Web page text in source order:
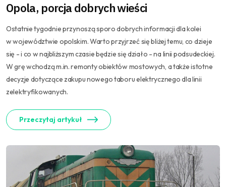
Opola, porcja dobrych wieści
Ostatnie tygodnie przynoszą sporo dobrych informacji dla kolei
w województwie opolskim. Warto przyjrzeć się bliżej temu, co dzieje
się - i co w najbliższym czasie będzie się działo - na linii podsudeckiej.
W grę wchodzą m.in. remonty obiektów mostowych, a także istotne
decyzje dotyczące zakupu nowego taboru elektrycznego dla linii
zelektryfikowanych.
Przeczytaj artykuł